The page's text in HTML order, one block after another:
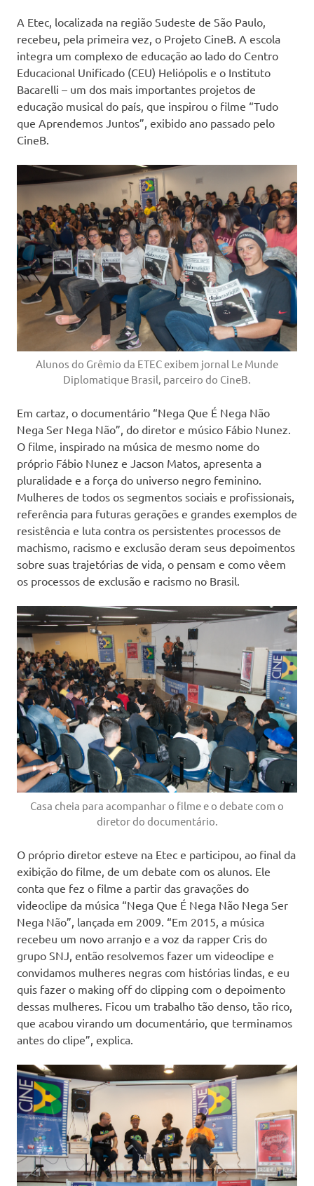
A Etec, localizada na região Sudeste de São Paulo,
recebeu, pela primeira vez, o Projeto CineB. A escola
integra um complexo de educação ao lado do Centro
Educacional Unificado (CEU) Heliópolis e o Instituto
Bacarelli – um dos mais importantes projetos de
educação musical do país, que inspirou o filme “Tudo
que Aprendemos Juntos”, exibido ano passado pelo
CineB.
Alunos do Grêmio da ETEC exibem jornal Le Munde
Diplomatique Brasil, parceiro do CineB.
Em cartaz, o documentário “Nega Que É Nega Não
Nega Ser Nega Não”, do diretor e músico Fábio Nunez.
O filme, inspirado na música de mesmo nome do
próprio Fábio Nunez e Jacson Matos, apresenta a
pluralidade e a força do universo negro feminino.
Mulheres de todos os segmentos sociais e profissionais,
referência para futuras gerações e grandes exemplos de
resistência e luta contra os persistentes processos de
machismo, racismo e exclusão deram seus depoimentos
sobre suas trajetórias de vida, o pensam e como vêem
os processos de exclusão e racismo no Brasil.
Casa cheia para acompanhar o filme e o debate com o
diretor do documentário.
O próprio diretor esteve na Etec e participou, ao final da
exibição do filme, de um debate com os alunos. Ele
conta que fez o filme a partir das gravações do
videoclipe da música “Nega Que É Nega Não Nega Ser
Nega Não”, lançada em 2009. “Em 2015, a música
recebeu um novo arranjo e a voz da rapper Cris do
grupo SNJ, então resolvemos fazer um videoclipe e
convidamos mulheres negras com histórias lindas, e eu
quis fazer o making off do clipping com o depoimento
dessas mulheres. Ficou um trabalho tão denso, tão rico,
que acabou virando um documentário, que terminamos
antes do clipe”, explica.